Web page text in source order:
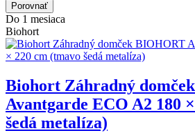
Porovnať
Do 1 mesiaca
Biohort
Biohort Záhradný
Avantgarde ECO A2 180
šedá metalíza)